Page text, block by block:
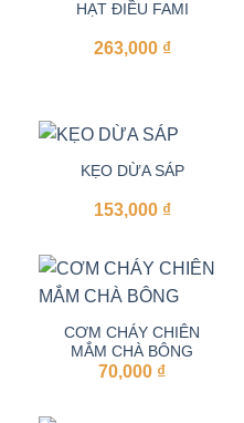
HẠT ĐIỀU FAMI
263,000 ₫
KẸO DỪA SÁP
153,000 ₫
CƠM CHÁY CHIÊN
MẮM CHÀ BÔNG
70,000 ₫